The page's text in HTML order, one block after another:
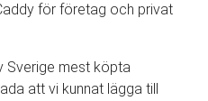
för företag och privat
Sverige mest köpta
att vi kunnat lägga till